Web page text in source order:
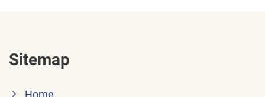
Sitemap